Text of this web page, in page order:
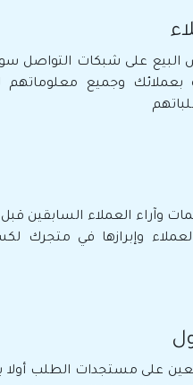
على شبكات التواصل
بعملائك وجميع معلوماتهم
وآراء العملاء السابقين
وإبرازها في متجرك
على مستجدات الطلب أولا